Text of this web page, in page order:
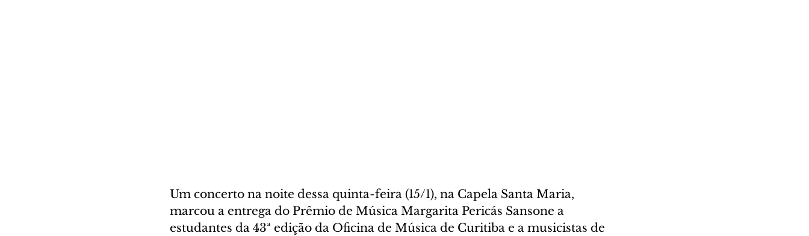
Um concerto na noite dessa quinta-feira (15/1), na Capela Santa Maria,
marcou a entrega do Prêmio de Música Margarita Pericás Sansone a
estudantes da 43ª edição da Oficina de Música de Curitiba e a musicistas de